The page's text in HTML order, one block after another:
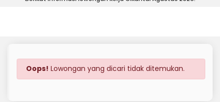
Oops! Lowongan yang dicari tidak ditemukan.